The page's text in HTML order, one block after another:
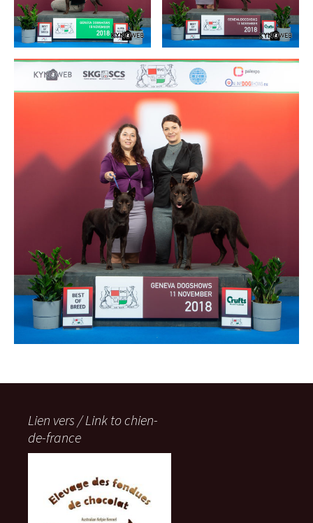
Lien vers / Link to chien-
de-france